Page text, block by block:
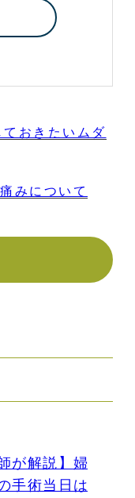
おきたいムダ
みについて
が解説】婦
手術当日は